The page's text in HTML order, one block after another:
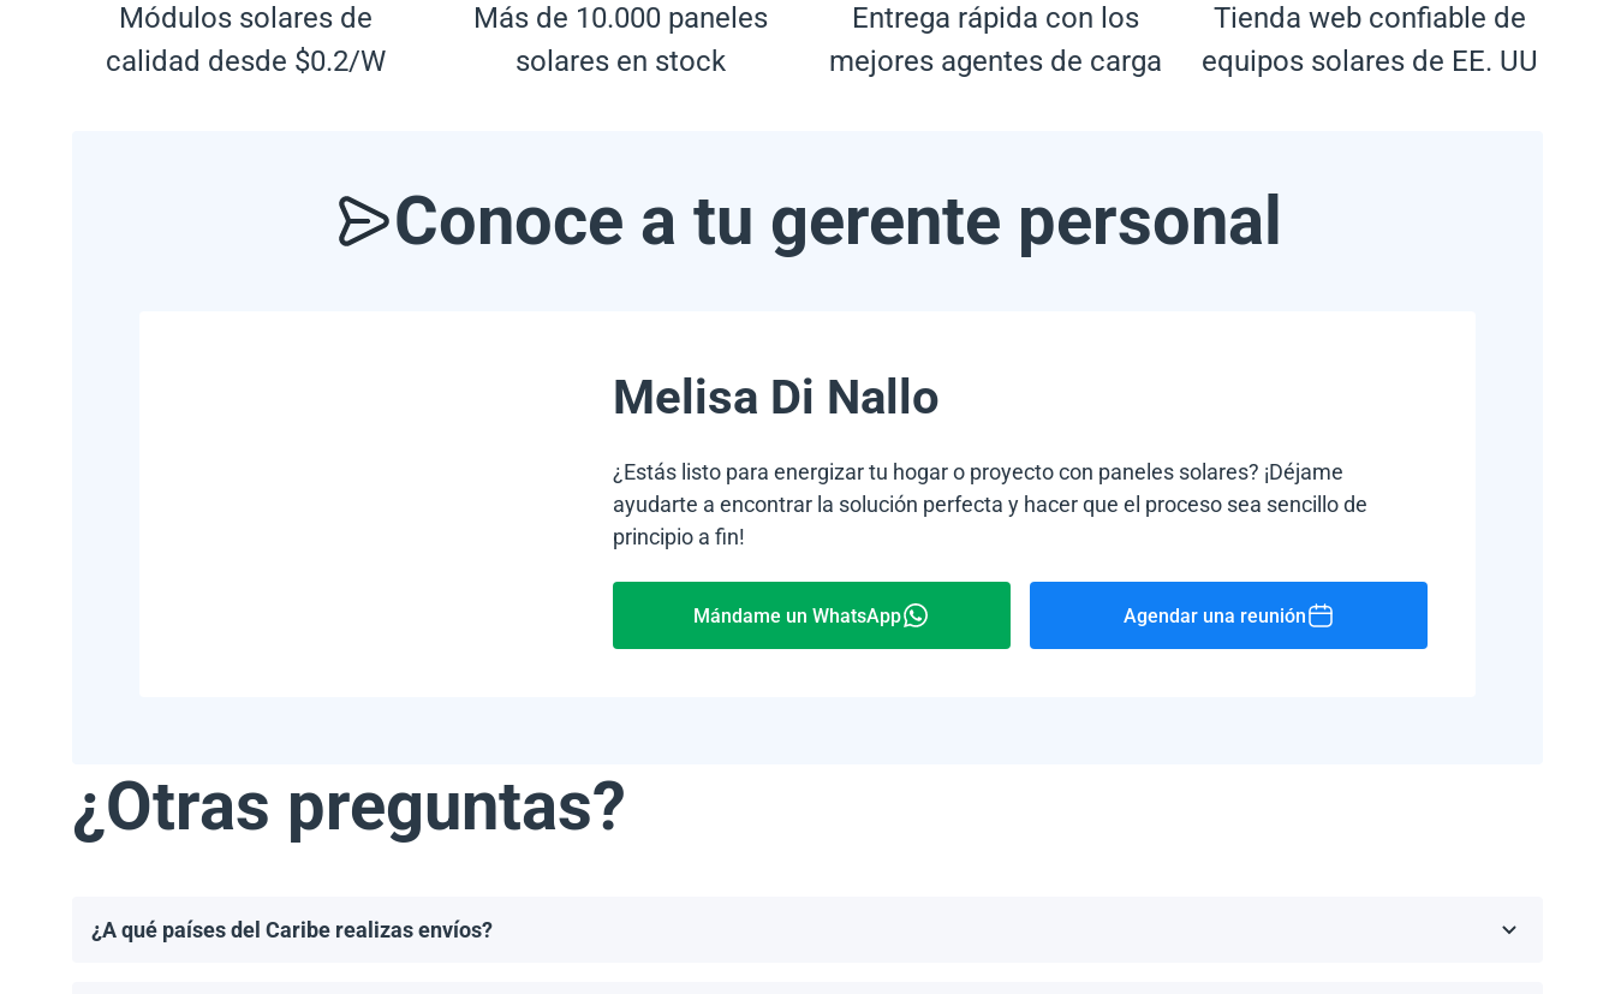
Módulos solares de
calidad desde $0.2/W
Más de 10.000 paneles
solares en stock
Entrega rápida con los
mejores agentes de carga
Tienda web confiable de
equipos solares de EE. UU
Conoce a tu gerente personal
Melisa Di Nallo
¿Estás listo para energizar tu hogar o proyecto con paneles solares? ¡Déjame
ayudarte a encontrar la solución perfecta y hacer que el proceso sea sencillo de
principio a fin!
Mándame un WhatsApp Agendar una reunión
¿Otras preguntas?
¿A qué países del Caribe realizas envíos?